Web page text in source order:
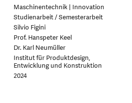
Maschinentechnik | Innovation
Studienarbeit / Semesterarbeit
Silvio Figini
Prof. Hanspeter Keel
Dr. Karl Neumüller
Institut für Produktdesign,
Entwicklung und Konstruktion
2024